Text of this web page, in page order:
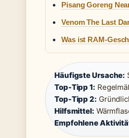
Pisang Goreng
Venom The Last
Was ist RAM-
Häufigste Ursache:
Top-Tipp 1:
Top-Tipp 2:
Hilfsmittel:
Empfohlene